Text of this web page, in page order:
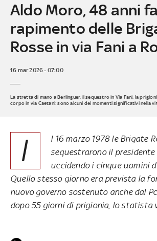
Aldo Moro, 48 anni
rapimento delle
Rosse in via Fani a
16 mar 2026 - 07:00
La stretta di mano a Berlinguer, il sequestro in Via Fani, la
corpo in via Caetani: sono alcuni dei momenti significativi nella
I
l 16 marzo 1978 le Brigate
sequestrarono il presidente
uccidendo i cinque uomini
Quello stesso giorno era prevista la
nuovo governo sostenuto anche dal
dopo 55 giorni di prigionia, lo statista